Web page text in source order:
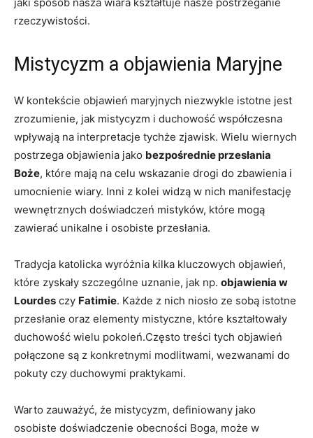
rzeczywistości.
Mistycyzm a objawienia Maryjne
W kontekście objawień maryjnych niezwykle istotne⁢ jest
zrozumienie, ‍jak mistycyzm i duchowość współczesna
wpływają na interpretacje tychże zjawisk. ​Wielu wiernych
postrzega objawienia jako bezpośrednie ‍przesłania
Boże, które ⁣mają na celu ‍wskazanie drogi do zbawienia i
umocnienie ​wiary. Inni z kolei widzą w nich manifestację
wewnętrznych doświadczeń mistyków, które ​mogą
zawierać unikalne i osobiste ‌przesłania.
Tradycja ​katolicka ⁤wyróżnia ‌kilka kluczowych objawień,
które zyskały szczególne uznanie, jak np. objawienia‍ w
⁢Lourdes czy Fatimie. Każde z⁤ nich⁢ niosło ze sobą ⁢istotne
⁣przesłanie oraz elementy mistyczne, które kształtowały
duchowość wielu pokoleń.Często treści ​tych objawień
‌połączone ‍są z konkretnymi modlitwami, wezwanami do​
pokuty⁢ czy duchowymi praktykami.
Warto ​zauważyć, ‍że mistycyzm,⁣ definiowany jako
‍osobiste doświadczenie obecności Boga, może w